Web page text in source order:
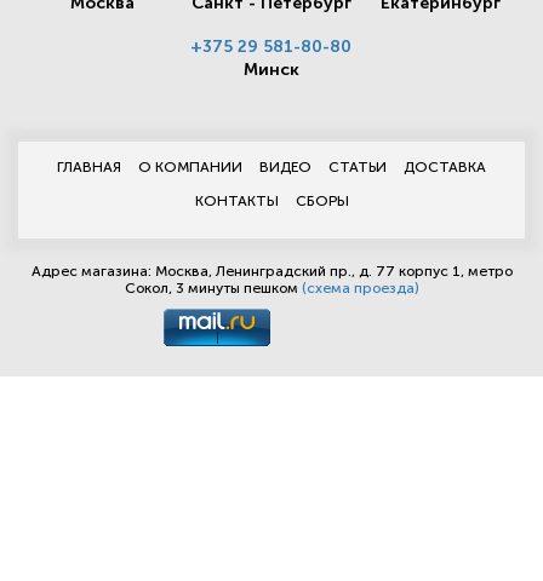
+375 29 581-80-80
Минск
ГЛАВНАЯ О КОМПАНИИ ВИДЕО СТАТЬИ
ДОСТАВКА
КОНТАКТЫ
СБОРЫ
Адрес магазина: Москва, Ленинградский пр., д. 77 корпус 1, метро
Сокол, 3 минуты пешком (схема проезда)